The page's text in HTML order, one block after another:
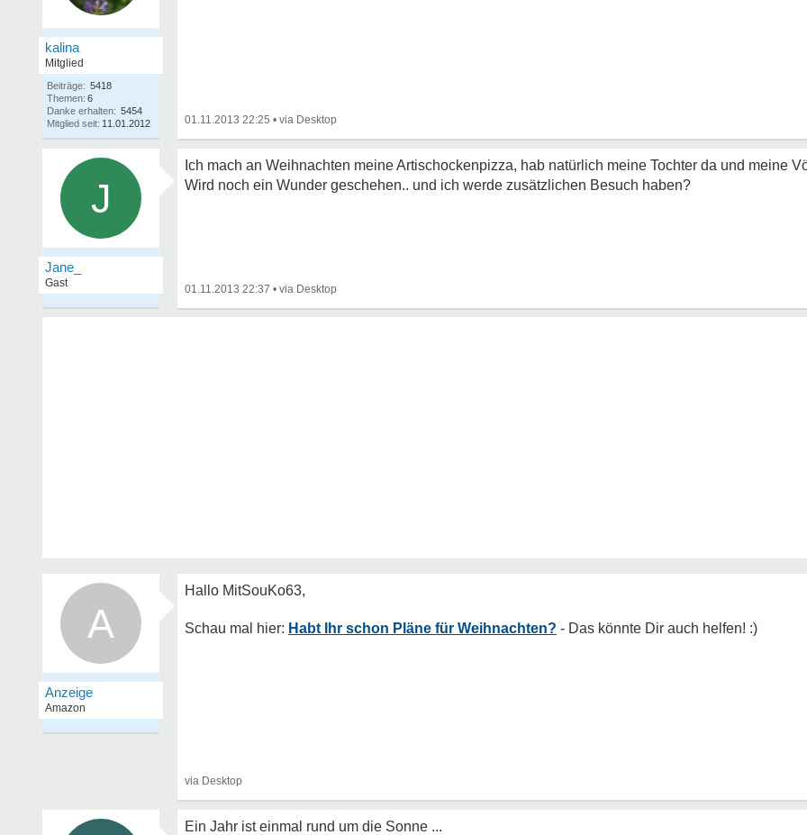
kalina
Mitglied
Beiträge: 5418
Themen: 6
Danke erhalten: 5454
Mitglied seit: 11.01.2012 01.11.2013 22:25 •
J
Jane_
Gast
Ich mach an Weihnachten meine Artischockenpizza, hab natürlich meine Tochter da und meine
Wird noch ein Wunder geschehen.. und ich werde zusätzlichen Besuch haben?
01.11.2013 22:37 •
A Habt Ihr schon Pläne für Weihnachten?
Ein Jahr ist einmal rund um die Sonne ...